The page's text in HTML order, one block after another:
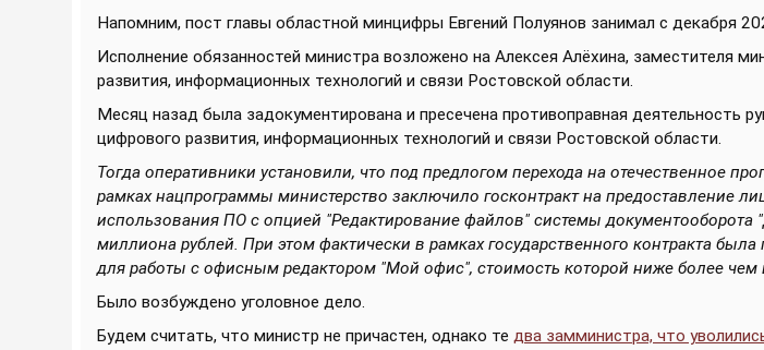
Напомним, пост главы областной минцифры Евгений Полуянов занимал с декабря
Исполнение обязанностей министра возложено на Алексея Алёхина, заместителя
развития, информационных технологий и связи Ростовской области.
Месяц назад была задокументирована и пресечена противоправная деятельность
цифрового развития, информационных технологий и связи Ростовской области.
Тогда оперативники установили, что под предлогом перехода на отечественное
рамках нацпрограммы министерство заключило госконтракт на предоставление
использования ПО с опцией "Редактирование файлов" системы документооборота
миллиона рублей. При этом фактически в рамках государственного контракта
для работы с офисным редактором "Мой офис", стоимость которой ниже более чем
Было возбуждено уголовное дело.
Будем считать, что министр не причастен, однако те два замминистра, что